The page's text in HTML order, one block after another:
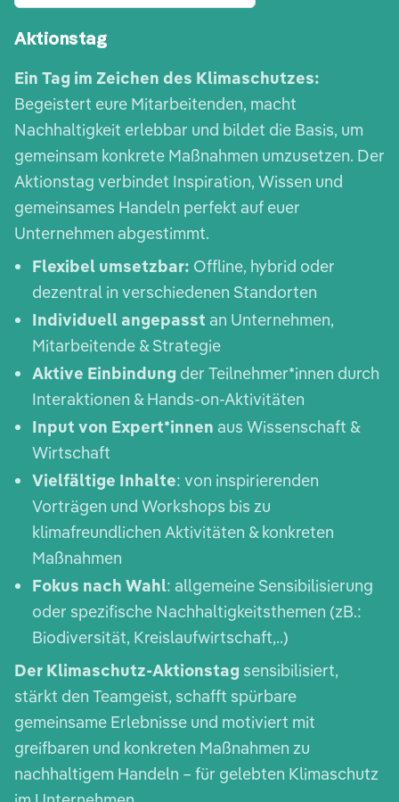
Aktionstag
Ein Tag im Zeichen des Klimaschutzes:
Begeistert eure Mitarbeitenden, macht
Nachhaltigkeit erlebbar und bildet die Basis, um
gemeinsam konkrete Maßnahmen umzusetzen. Der
Aktionstag verbindet Inspiration, Wissen und
gemeinsames Handeln perfekt auf euer
Unternehmen abgestimmt.
Flexibel umsetzbar: Offline, hybrid oder
dezentral in verschiedenen Standorten
Individuell angepasst an Unternehmen,
Mitarbeitende & Strategie
Aktive Einbindung der Teilnehmer*innen durch
Interaktionen & Hands-on-Aktivitäten
Input von Expert*innen aus Wissenschaft &
Wirtschaft
Vielfältige Inhalte: von inspirierenden
Vorträgen und Workshops bis zu
klimafreundlichen Aktivitäten & konkreten
Maßnahmen
Fokus nach Wahl: allgemeine Sensibilisierung
oder spezifische Nachhaltigkeitsthemen (zB.:
Biodiversität, Kreislaufwirtschaft,..)
Der Klimaschutz-Aktionstag sensibilisiert,
stärkt den Teamgeist, schafft spürbare
gemeinsame Erlebnisse und motiviert mit
greifbaren und konkreten Maßnahmen zu
nachhaltigem Handeln – für gelebten Klimaschutz